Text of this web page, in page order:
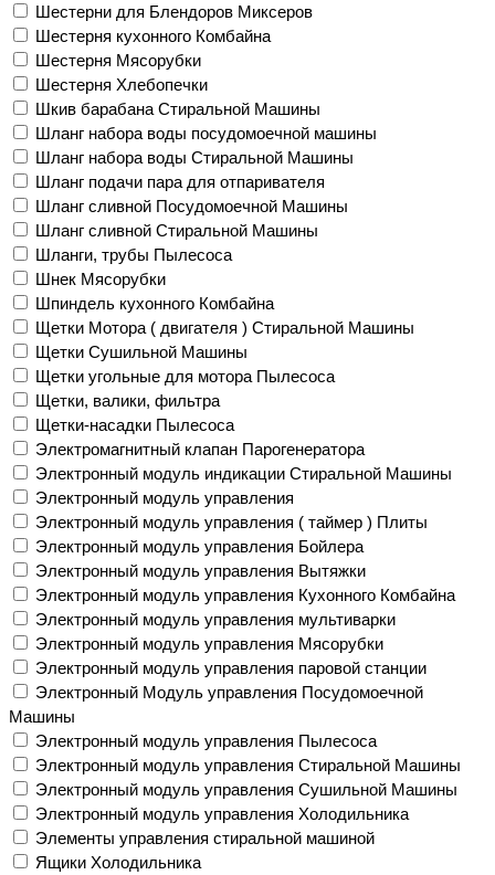
Шестерни для Блендоров Миксеров
Шестерня кухонного Комбайна
Шестерня Мясорубки
Шестерня Хлебопечки
Шкив барабана Стиральной Машины
Шланг набора воды посудомоечной машины
Шланг набора воды Стиральной Машины
Шланг подачи пара для отпаривателя
Шланг сливной Посудомоечной Машины
Шланг сливной Стиральной Машины
Шланги, трубы Пылесоса
Шнек Мясорубки
Шпиндель кухонного Комбайна
Щетки Мотора ( двигателя ) Стиральной Машины
Щетки Сушильной Машины
Щетки угольные для мотора Пылесоса
Щетки, валики, фильтра
Щетки-насадки Пылесоса
Электромагнитный клапан Парогенератора
Электронный модуль индикации Стиральной Машины
Электронный модуль управления
Электронный модуль управления ( таймер ) Плиты
Электронный модуль управления Бойлера
Электронный модуль управления Вытяжки
Электронный модуль управления Кухонного Комбайна
Электронный модуль управления мультиварки
Электронный модуль управления Мясорубки
Электронный модуль управления паровой станции
Электронный Модуль управления Посудомоечной
Машины
Электронный модуль управления Пылесоса
Электронный модуль управления Стиральной Машины
Электронный модуль управления Сушильной Машины
Электронный модуль управления Холодильника
Элементы управления стиральной машиной
Ящики Холодильника